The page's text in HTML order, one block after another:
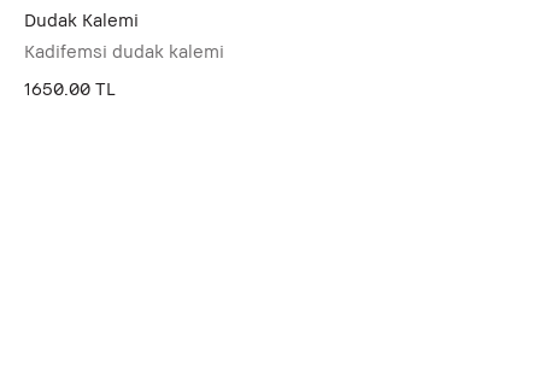
Dudak Kalemi
Kadifemsi dudak kalemi
1650.00 TL